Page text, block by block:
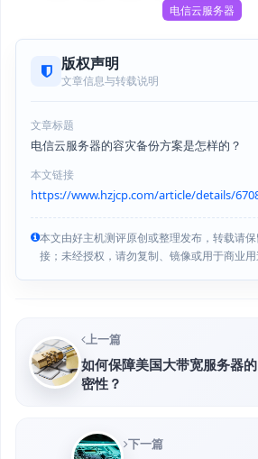
电信云服务器
版权声明
文章信息与转载说明
文章标题
电信云服务器的容灾备份方案是怎样的？
本文链接
https://www.hzjcp.com/article/details/
本文由好主机测评原创或整理发布，转载请
接；未经授权，请勿复制、镜像或用于商业用
上一篇
如何保障美国大带宽服务器
密性？
下一篇